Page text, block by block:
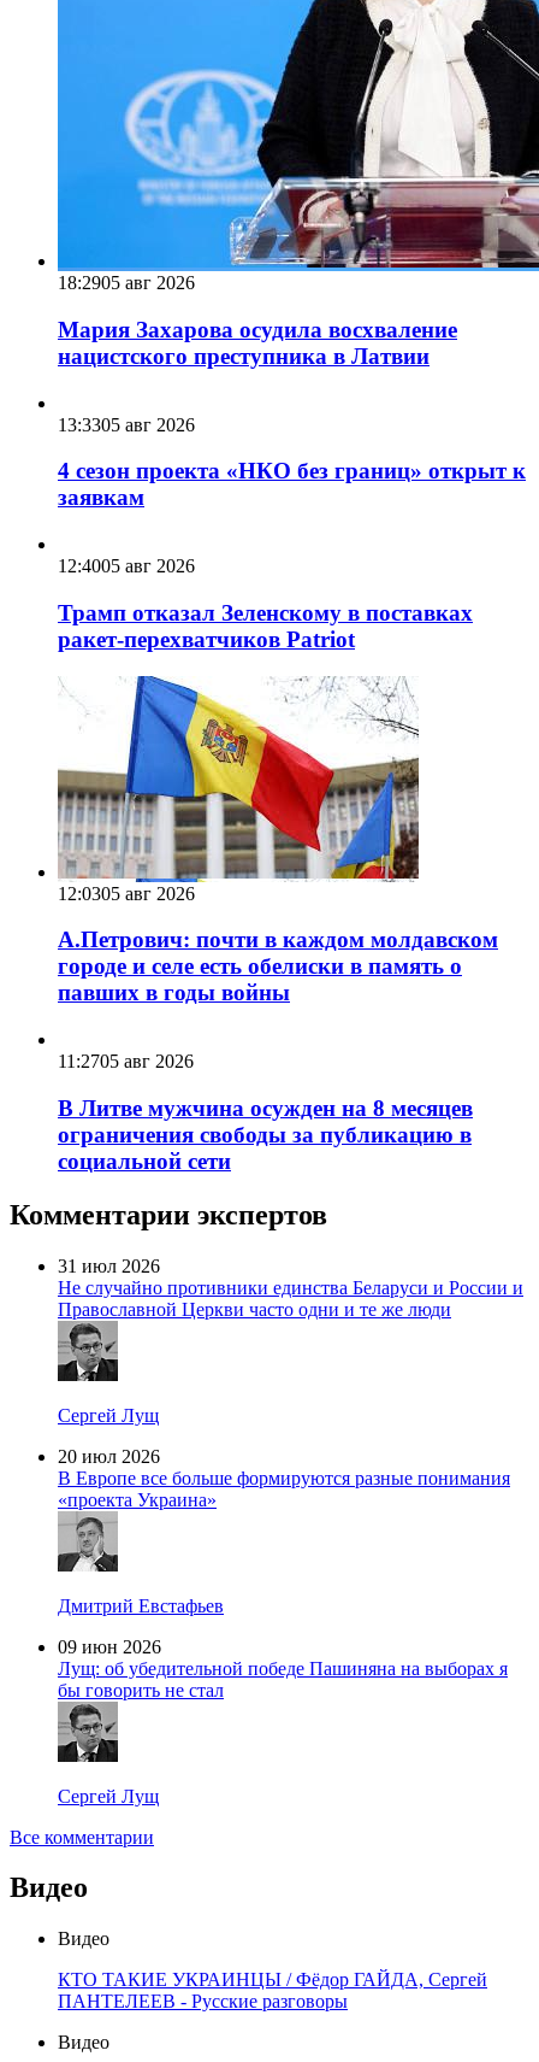
18:2905 авг 2026
Мария Захарова осудила восхваление
нацистского преступника в Латвии
13:3305 авг 2026
4 сезон проекта «НКО без границ» открыт к
заявкам
12:4005 авг 2026
Трамп отказал Зеленскому в поставках
ракет-перехватчиков Patriot
12:0305 авг 2026
А.Петрович: почти в каждом молдавском
городе и селе есть обелиски в память о
павших в годы войны
11:2705 авг 2026
В Литве мужчина осужден на 8 месяцев
ограничения свободы за публикацию в
социальной сети
Комментарии экспертов
31 июл 2026
Не случайно противники единства Беларуси и России и
Православной Церкви часто одни и те же люди
Сергей Лущ
20 июл 2026
В Европе все больше формируются разные понимания
«проекта Украина»
Дмитрий Евстафьев
09 июн 2026
Лущ: об убедительной победе Пашиняна на выборах я
бы говорить не стал
Сергей Лущ
Все комментарии
Видео
Видео
КТО ТАКИЕ УКРАИНЦЫ / Фёдор ГАЙДА, Сергей
ПАНТЕЛЕЕВ - Русские разговоры
Видео